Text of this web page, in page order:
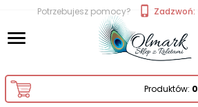
Potrzebujesz pomocy?
Produktów: 0